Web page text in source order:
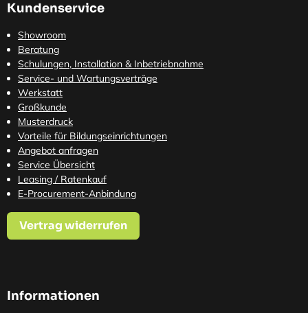
Kundenservice
Showroom
Beratung
Schulungen, Installation & Inbetriebnahme
Service- und Wartungsverträge
Werkstatt
Großkunde
Musterdruck
Vorteile für Bildungseinrichtungen
Angebot anfragen
Service Übersicht
Leasing / Ratenkauf
E-Procurement-Anbindung
Vertrag widerrufen
Informationen